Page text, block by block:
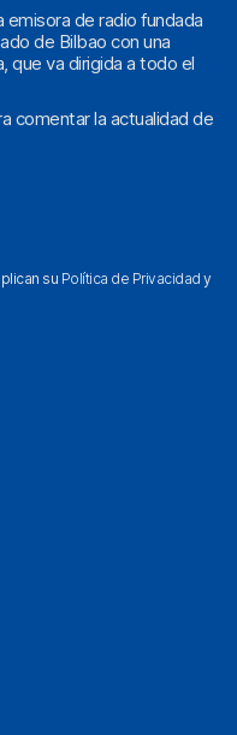
emisora de radio fundada
de Bilbao con una
que va dirigida a todo el
comentar la actualidad de
su Política de Privacidad y